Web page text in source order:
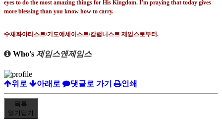
수채화아티스트/기도에세이스트/칼럼니스트 제임스로부터.
Who's 제임스앤제임스
위로 아래로 댓글로 가기 인쇄
목록
열기 닫기